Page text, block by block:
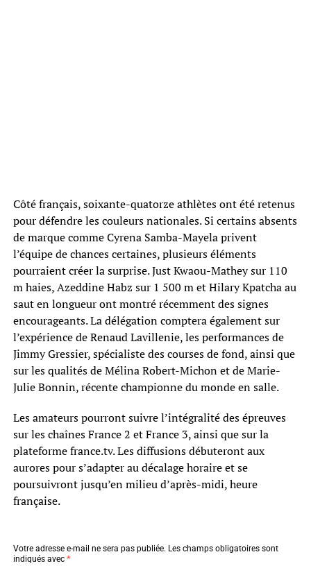
Côté français, soixante-quatorze athlètes ont été retenus
pour défendre les couleurs nationales. Si certains absents
de marque comme Cyrena Samba-Mayela privent
l’équipe de chances certaines, plusieurs éléments
pourraient créer la surprise. Just Kwaou-Mathey sur 110
m haies, Azeddine Habz sur 1 500 m et Hilary Kpatcha au
saut en longueur ont montré récemment des signes
encourageants. La délégation comptera également sur
l’expérience de Renaud Lavillenie, les performances de
Jimmy Gressier, spécialiste des courses de fond, ainsi que
sur les qualités de Mélina Robert-Michon et de Marie-
Julie Bonnin, récente championne du monde en salle.
Les amateurs pourront suivre l’intégralité des épreuves
sur les chaînes France 2 et France 3, ainsi que sur la
plateforme france.tv. Les diffusions débuteront aux
aurores pour s’adapter au décalage horaire et se
poursuivront jusqu’en milieu d’après-midi, heure
française.
Votre adresse e-mail ne sera pas publiée. Les champs obligatoires sont
indiqués avec *